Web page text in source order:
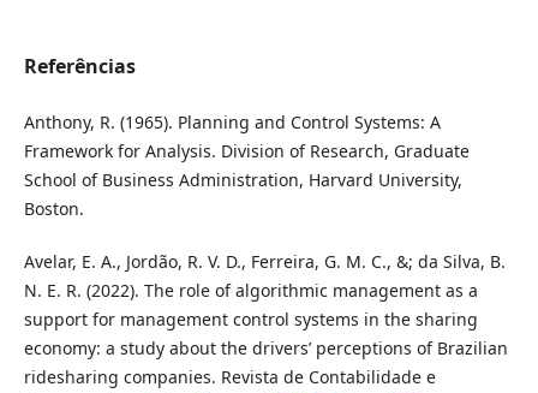
Referências
Anthony, R. (1965). Planning and Control Systems: A
Framework for Analysis. Division of Research, Graduate
School of Business Administration, Harvard University,
Boston.
Avelar, E. A., Jordão, R. V. D., Ferreira, G. M. C., &; da Silva, B.
N. E. R. (2022). The role of algorithmic management as a
support for management control systems in the sharing
economy: a study about the drivers’ perceptions of Brazilian
ridesharing companies. Revista de Contabilidade e